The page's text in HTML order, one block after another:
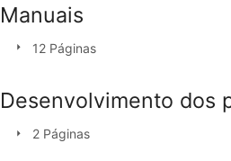
Manuais
12 Páginas
Desenvolvimento dos
2 Páginas